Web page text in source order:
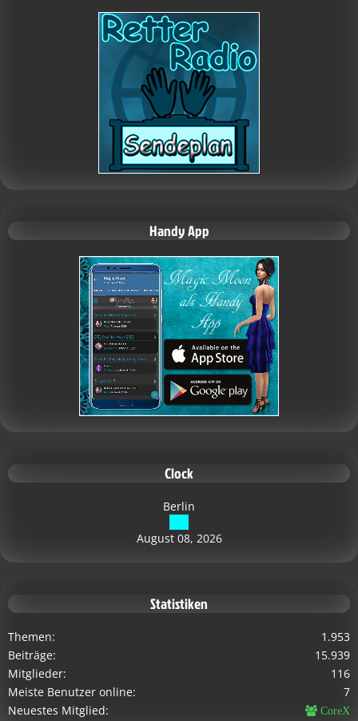
Handy App
Clock
Berlin
August 08, 2026
Statistiken
Themen
1.953
Beiträge
15.939
Mitglieder
116
Meiste Benutzer online
7
Neuestes Mitglied
CoreX